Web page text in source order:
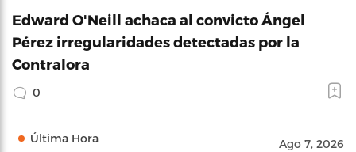
Edward O'Neill achaca al convicto Ángel
Pérez irregularidades detectadas por la
Contralora
0
Última Hora Ago 7, 2026